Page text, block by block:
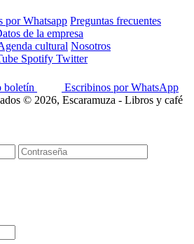
por Whatsapp Preguntas frecuentes
de la empresa
cultural Nosotros
Spotify Twitter
boletín
Escribinos por WhatsApp
© 2026, Escaramuza - Libros y café